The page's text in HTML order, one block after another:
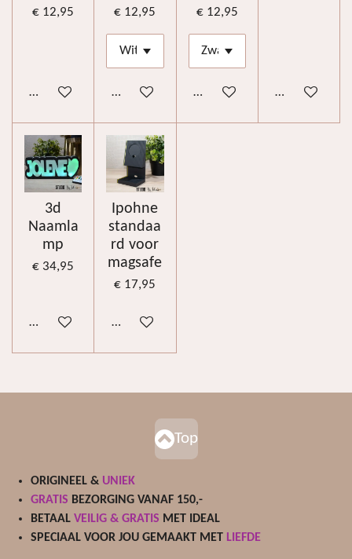
€ 12,95
Bekijk details
€ 12,95
In winkelwagen
€ 12,95
In winkelwagenBekijk details
3d
Naamla
mp
€ 34,95
In winkelwagen
Ipohne
standaa
rd voor
magsafe
€ 17,95
In winkelwagen
Top
ORIGINEEL & UNIEK
GRATIS BEZORGING VANAF 150,-
BETAAL VEILIG & GRATIS MET IDEAL
SPECIAAL VOOR JOU GEMAAKT MET LIEFDE